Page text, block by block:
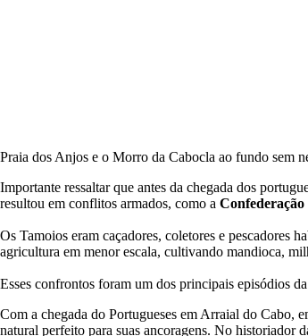
Praia dos Anjos e o Morro da Cabocla ao fundo sem
Importante ressaltar que antes da chegada dos
resultou em conflitos armados, como a Confederação
Os Tamoios eram caçadores, coletores e pescadores
agricultura em menor escala, cultivando mandioca,
Esses confrontos foram um dos principais episódios
Com a chegada do Portugueses em Arraial do Cabo,
natural perfeito para suas ancoragens. No historiador